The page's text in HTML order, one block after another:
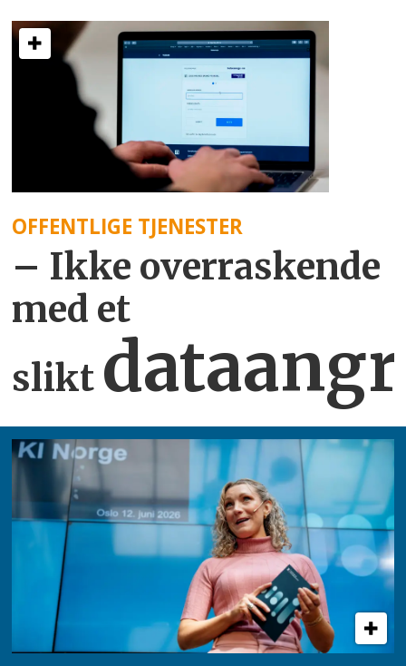
OFFENTLIGE TJENESTER
– Ikke overraskende
med et
slikt